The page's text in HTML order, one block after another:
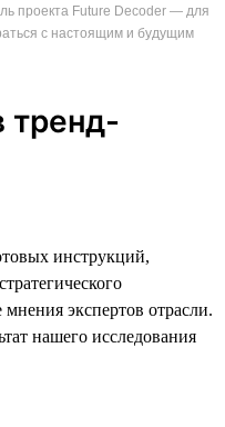
проекта Future Decoder — для
с настоящим и будущим
тренд-
инструкций,
экспертов отрасли.
нашего исследования